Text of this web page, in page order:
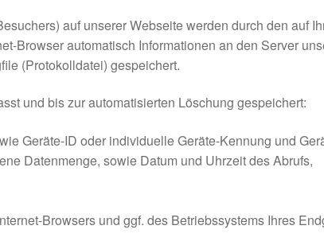
auf unserer Webseite werden durch den auf
Browser automatisch Informationen an den Server
(Protokolldatei) gespeichert.
und bis zur automatisierten Löschung gespeichert:
Geräte-ID oder individuelle Geräte-Kennung und
Datenmenge, sowie Datum und Uhrzeit des Abrufs,
Browsers und ggf. des Betriebssystems Ihres